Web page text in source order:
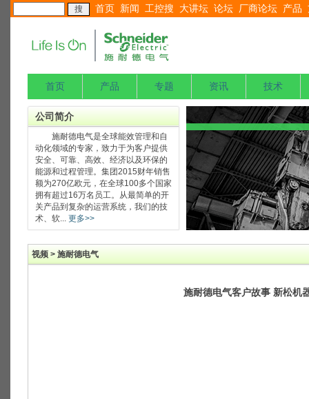
首页 新闻 工控搜 大讲坛 论坛 厂商论坛 产品
首页 产品 专题 资讯 技术
公司简介
施耐德电气是全球能效管理和自
动化领域的专家，致力于为客户提供
安全、可靠、高效、经济以及环保的
能源和过程管理。集团2015财年销售
额为270亿欧元，在全球100多个国家
拥有超过16万名员工。从最简单的开
关产品到复杂的运营系统，我们的技
术、软... 更多>>
视频 > 施耐德电气
施耐德电气客户故事 新松机